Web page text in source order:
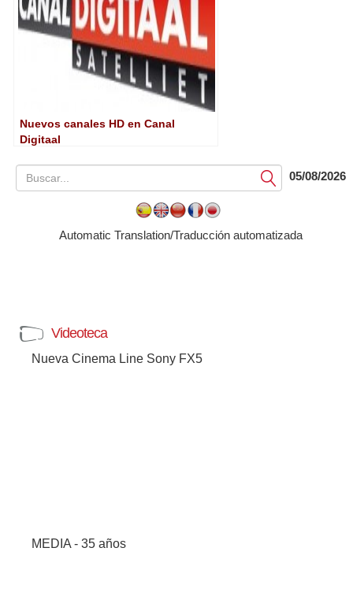
Nuevos canales HD en Canal
Digitaal
Submit05/08/2026
Automatic Translation/Traducción automatizada
Videoteca
Nueva Cinema Line Sony FX5
MEDIA - 35 años